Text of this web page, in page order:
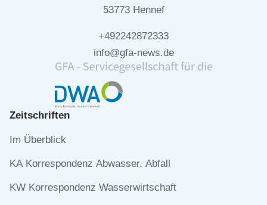
53773 Hennef
+492242872333
info@gfa-news.de
Zeitschriften
Navigation
Im Überblick
KA Korrespondenz Abwasser, Abfall
KW Korrespondenz Wasserwirtschaft